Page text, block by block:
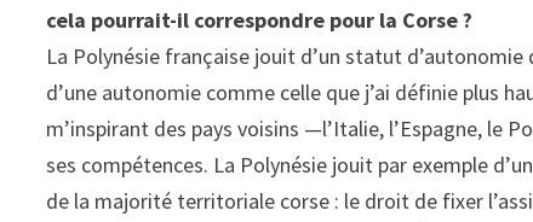
cela pourrait-il correspondre pour la Corse ?
La Polynésie française jouit d’un statut
d’une autonomie comme celle que j’ai définie plus
m’inspirant des pays voisins —l’Italie, l’Espagne, le
ses compétences. La Polynésie jouit par exemple
de la majorité territoriale corse : le droit de fixer